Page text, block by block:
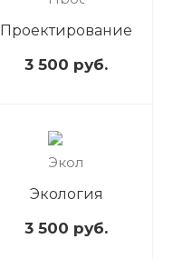
Проектирование
3 500 руб.
Экология
3 500 руб.